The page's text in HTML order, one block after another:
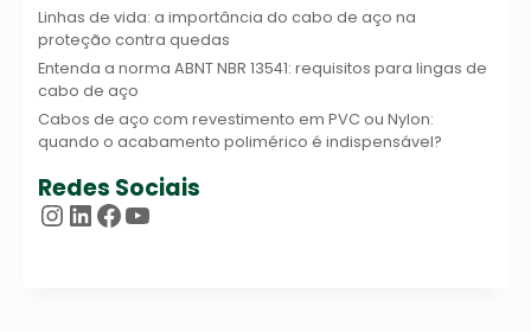
Linhas de vida: a importância do cabo de aço na
proteção contra quedas
Entenda a norma ABNT NBR 13541: requisitos para lingas de
cabo de aço
Cabos de aço com revestimento em PVC ou Nylon:
quando o acabamento polimérico é indispensável?
Redes Sociais
Instagram
LinkedIn
Facebook
Youtube